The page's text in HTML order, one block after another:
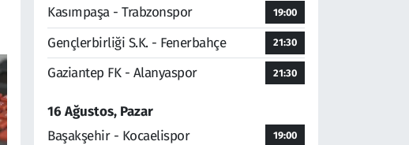
Kasımpaşa - Trabzonspor 19:00
Gençlerbirliği S.K. - Fenerbahçe 21:30
Gaziantep FK - Alanyaspor 21:30
16 Ağustos, Pazar
Başakşehir - Kocaelispor
19:00